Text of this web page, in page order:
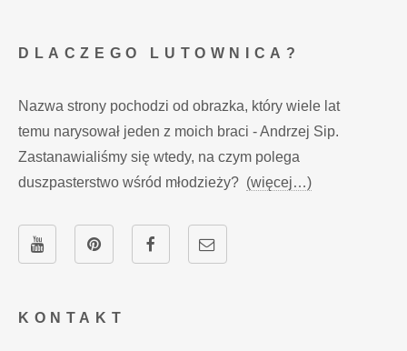
KONTAKT
DLACZEGO LUTOWNICA?
Nazwa strony pochodzi od obrazka, który wiele lat
temu narysował jeden z moich braci - Andrzej Sip.
Zastanawialiśmy się wtedy, na czym polega
duszpasterstwo wśród młodzieży? (więcej…)